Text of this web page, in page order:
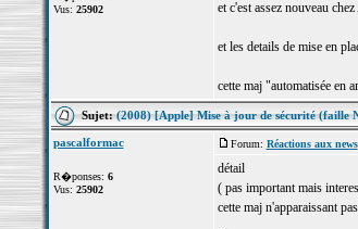
Vus: 25902
et c'est assez nouveau
et les details de mise en
cette maj "automatisée en
Sujet:(2008) [Apple] Mise à jour de sécurité (faille
pascalformac
R�ponses: 6
Vus: 25902
Forum: Réactions aux news
détail
( pas important mais
cette maj n'apparaissant